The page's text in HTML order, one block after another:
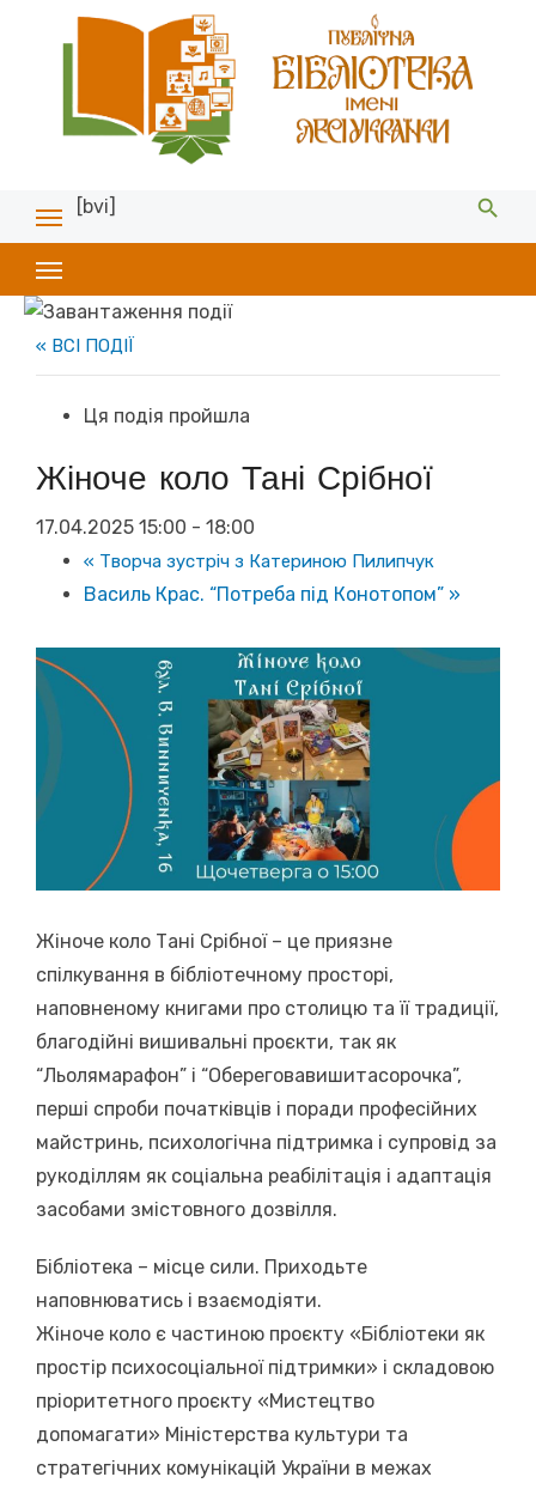
[bvi]
« ВСІ ПОДІЇ
Ця подія пройшла
Жіноче коло Тані Срібної
17.04.2025 15:00 - 18:00
« Творча зустріч з Катериною Пилипчук
Василь Крас. “Потреба під Конотопом” »
Жіноче коло Тані Срібної – це приязне
спілкування в бібліотечному просторі,
наповненому книгами про столицю та її традиції,
благодійні вишивальні проєкти, так як
“Льолямарафон” і “Обереговавишитасорочка”,
перші спроби початківців і поради професійних
майстринь, психологічна підтримка і супровід за
рукоділлям як соціальна реабілітація і адаптація
засобами змістовного дозвілля.
Бібліотека – місце сили. Приходьте
наповнюватись і взаємодіяти.
Жіноче коло є частиною проєкту «Бібліотеки як
простір психосоціальної підтримки» і складовою
пріоритетного проєкту «Мистецтво
допомагати» Міністерства культури та
стратегічних комунікацій України в межах